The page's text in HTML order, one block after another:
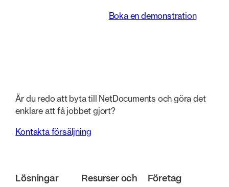
Boka en demonstration
Är du redo att byta till NetDocuments och göra det
enklare att få jobbet gjort?
Kontakta försäljning
Lösningar
Resurser och
Företag